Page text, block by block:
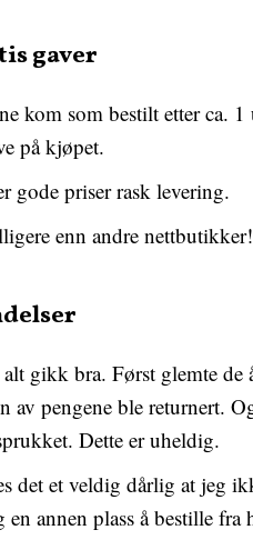
gaver
kom som bestilt etter ca.
på kjøpet.
gode priser rask levering.
enn andre
gikk bra. Først glemte de
av pengene ble
Dette er uheldig.
det et veldig dårlig at jeg
annen plass å bestille fra